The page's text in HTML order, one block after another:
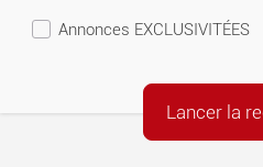
Annonces EXCLUSIVITÉES